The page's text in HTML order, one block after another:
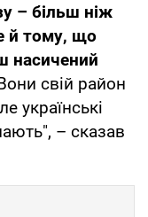
– більш ніж
й тому, що
насичений
свій район
українські
– сказав